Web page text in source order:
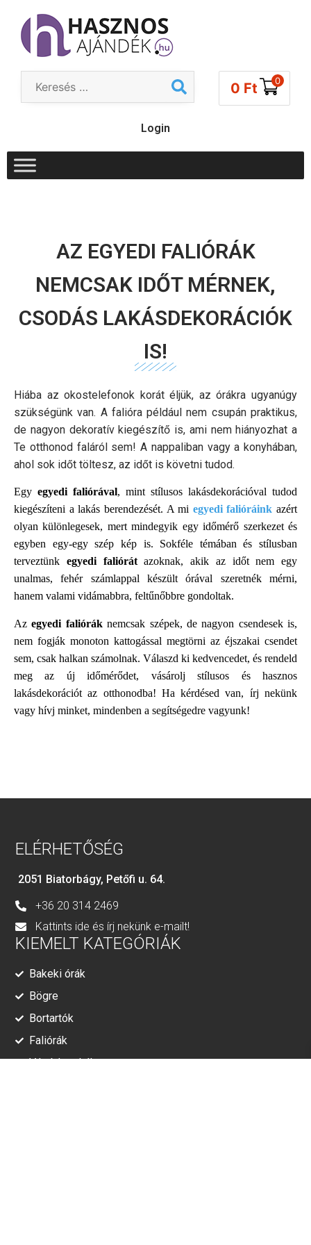
0 Ft 0
Login
AZ EGYEDI FALIÓRÁK
NEMCSAK IDŐT MÉRNEK,
CSODÁS LAKÁSDEKORÁCIÓK
IS!
Hiába az okostelefonok korát éljük, az órákra ugyanúgy
szükségünk van. A falióra például nem csupán praktikus,
de nagyon dekoratív kiegészítő is, ami nem hiányozhat a
Te otthonod faláról sem! A nappaliban vagy a konyhában,
ahol sok időt töltesz, az időt is követni tudod.
Egy egyedi faliórával, mint stílusos lakásdekorációval tudod
kiegészíteni a lakás berendezését. A mi egyedi falióráink azért
olyan különlegesek, mert mindegyik egy időmérő szerkezet és
egyben egy-egy szép kép is. Sokféle témában és stílusban
terveztünk egyedi faliórátazoknak, akik az időt nem egy
unalmas, fehér számlappal készült órával szeretnék mérni,
hanem valami vidámabbra, feltűnőbbre gondoltak.
Az egyedi falióráknemcsak szépek, de nagyon csendesek is,
nem fogják monoton kattogással megtörni az éjszakai csendet
sem, csak halkan számolnak. Válaszd ki kedvencedet, és rendeld
meg az új időmérődet, vásárolj stílusos és hasznos
lakásdekorációt az otthonodba! Ha kérdésed van, írj nekünk
vagy hívj minket, mindenben a segítségedre vagyunk!
ELÉRHETŐSÉG
2051 Biatorbágy, Petőfi u. 64.
+36 20 314 2469
Kattints ide és írj nekünk e-mailt!
KIEMELT KATEGÓRIÁK
Bakeki órák
Bögre
Bortartók
Faliórák
Vágódeszkák